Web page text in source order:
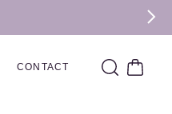
CONTACT